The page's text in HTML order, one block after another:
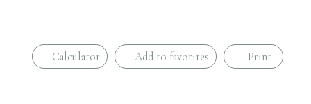
Calculator Add to favorites Print